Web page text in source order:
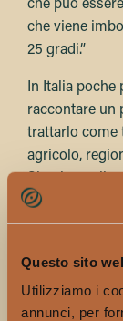
Questo sito
Utilizziamo i
annunci, per
che può
che viene
25 gradi.”
In Italia
raccontare un
trattarlo come
agricolo,
li generano e
spontanea le
“Ho iniziato
slowfood.
romana. In